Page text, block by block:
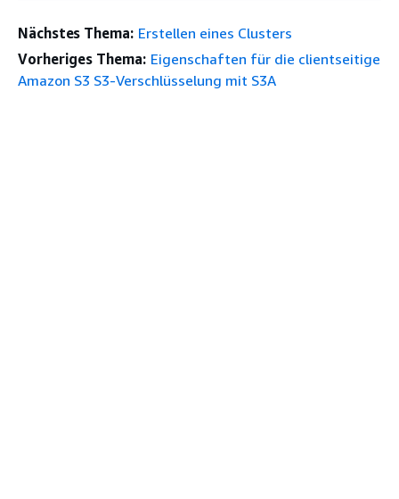
Nächstes Thema: Erstellen eines Clusters
Vorheriges Thema: Eigenschaften für die clientseitige
Amazon S3 S3-Verschlüsselung mit S3A